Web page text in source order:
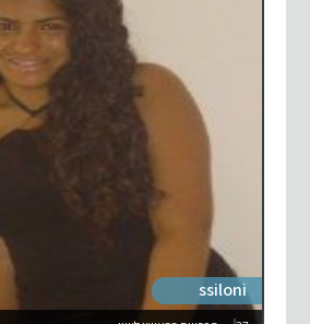
ssiloni